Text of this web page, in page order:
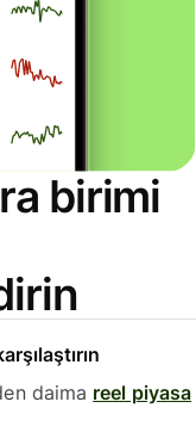
birimi
daima reel piyasa